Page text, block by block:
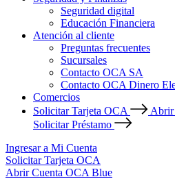
Seguridad digital
Educación Financiera
Atención al cliente
Preguntas frecuentes
Sucursales
Contacto OCA SA
Contacto OCA Dinero
Comercios
Solicitar Tarjeta OCA
Abrir
Solicitar Préstamo
Ingresar a Mi Cuenta
Solicitar Tarjeta OCA
Abrir Cuenta OCA Blue